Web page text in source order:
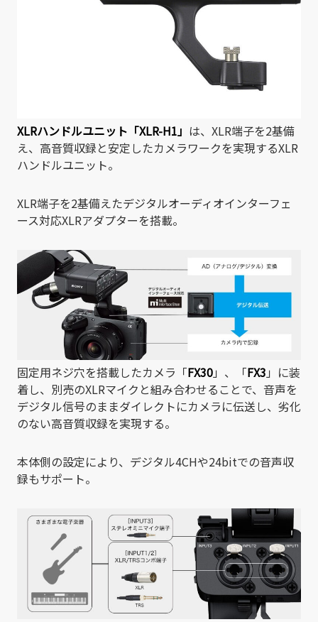
XLRハンドルユニット「XLR-H1」 は、XLR端子を2基備
え、高音質収録と安定したカメラワークを実現するXLR
ハンドルユニット。
XLR端子を2基備えたデジタルオーディオインターフェ
ース対応XLRアダプターを搭載。
固定用ネジ穴を搭載したカメラ「FX30」、「FX3 」に装
着し、別売のXLRマイクと組み合わせることで、音声を
デジタル信号のままダイレクトにカメラに伝送し、劣化
のない高音質収録を実現する。
本体側の設定により、デジタル4CHや24bitでの音声収
録もサポート。